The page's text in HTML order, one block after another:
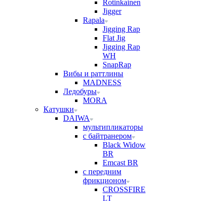
Rotinkainen
Jigger
Rapala
Jigging Rap
Flat Jig
Jigging Rap
WH
SnapRap
Вибы и раттлины
MADNESS
Ледобуры
MORA
Катушки
DAIWA
мультипликаторы
с байтранером
Black Widow
BR
Emcast BR
с передним
фрикционом
CROSSFIRE
LT